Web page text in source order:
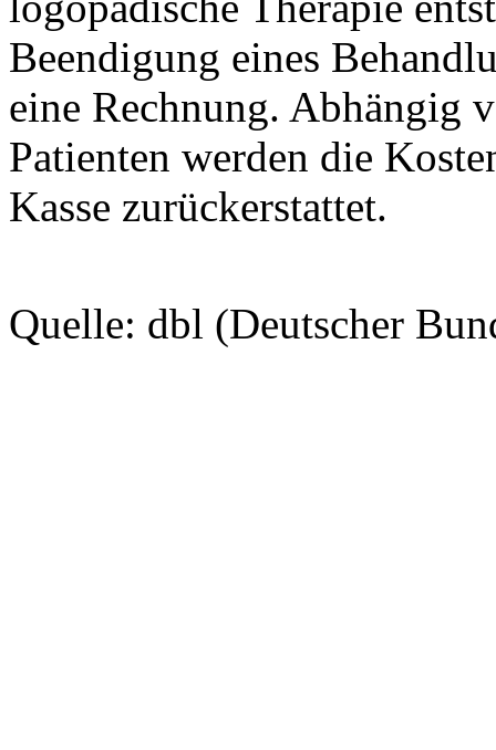
Beendigung eines
eine Rechnung. Abhängig
Patienten werden die
Kasse zurückerstattet.
Quelle: dbl (Deutscher